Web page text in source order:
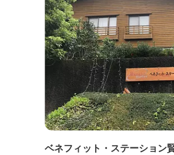
ベネフィット・ステーション